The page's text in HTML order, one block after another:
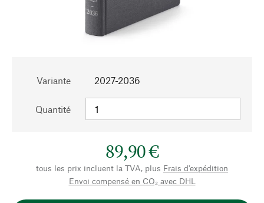
Variante 2027-2036
Quantité
89,90 €
tous les prix incluent la TVA, plus Frais d'expédition
Envoi compensé en CO₂ avec DHL